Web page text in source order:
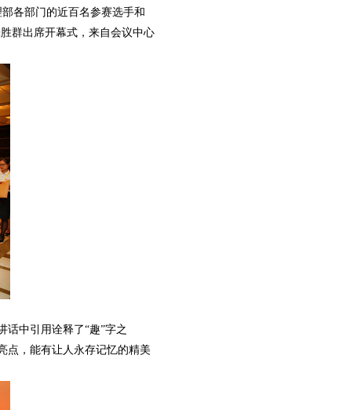
各部门的近百名参赛选手和
群出席开幕式，来自会议中心
中引用诠释了“趣”字之
点，能有让人永存记忆的精美